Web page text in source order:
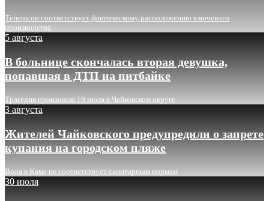
Теперь он соответствует фактическому расположению ключевого
производства
5 августа
В больнице скончалась вторая девушка,
попавшая в ДТП на питбайке
Трагедия произошла 19 июля в Чайковском округе
3 августа
Жителей Чайковского предупредили о запрете
купания на городском пляже
Вода в Каме не соответствует санитарным нормам
30 июля